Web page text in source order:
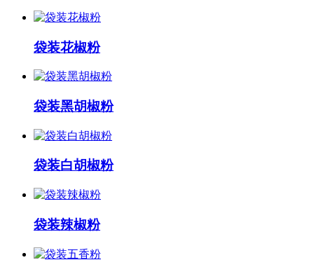
袋装花椒粉
袋装黑胡椒粉
袋装白胡椒粉
袋装辣椒粉